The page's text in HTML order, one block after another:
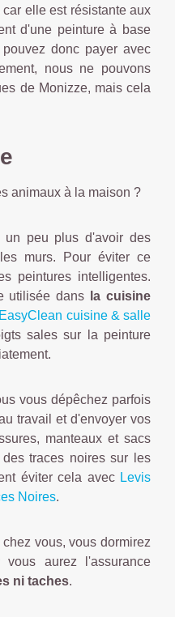
elle est résistante aux
d'une peinture à base
donc payer avec
nous ne pouvons
de Monizze, mais cela
animaux à la maison ?
un peu plus d'avoir des
murs. Pour éviter ce
peintures intelligentes.
utilisée dans
la cuisine
cuisine & salle
sales sur la peinture
vous dépêchez parfois
travail et d'envoyer vos
manteaux et sacs
traces noires sur les
éviter cela avec Levis
Noires.
chez vous, vous dormirez
aurez l'assurance
ni taches.